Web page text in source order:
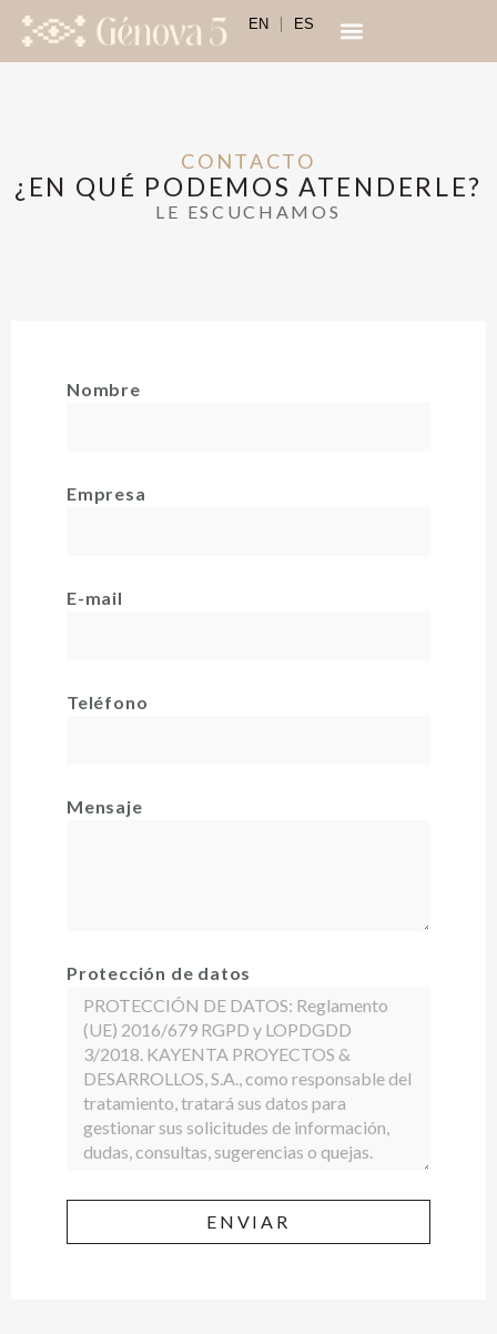
EN ES
CONTACTO
¿EN QUÉ PODEMOS ATENDERLE?
LE ESCUCHAMOS
Nombre
Empresa
E-mail
Teléfono
Mensaje
Protección de datos
ENVIAR